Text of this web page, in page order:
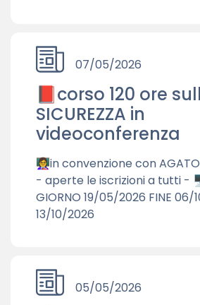
07/05/2026
📕corso 120 ore
SICUREZZA in
videoconferenza
👩‍🏫in convenzione con
- aperte le iscrizioni a tutti -
GIORNO 19/05/2026 FINE 06/
13/10/2026
05/05/2026